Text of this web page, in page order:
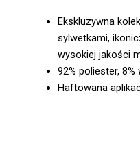
Ekskluzywna
sylwetkami,
wysokiej jakości
92% poliester, 8%
Haftowana